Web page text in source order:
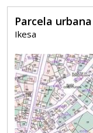
Parcela
Ikesa